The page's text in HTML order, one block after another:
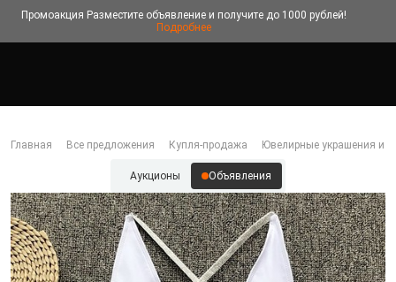
Промоакция Разместите объявление и получите до 1000 рублей!
Подробнее
Главная Все предложения Купля-продажа Ювелирные украшения и
Аукционы Объявления